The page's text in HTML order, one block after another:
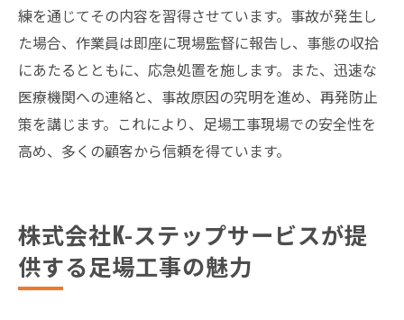
練を通じてその内容を習得させています。事故が発生し
た場合、作業員は即座に現場監督に報告し、事態の収拾
にあたるとともに、応急処置を施します。また、迅速な
医療機関への連絡と、事故原因の究明を進め、再発防止
策を講じます。これにより、足場工事現場での安全性を
高め、多くの顧客から信頼を得ています。
株式会社K-ステップサービスが提
供する足場工事の魅力